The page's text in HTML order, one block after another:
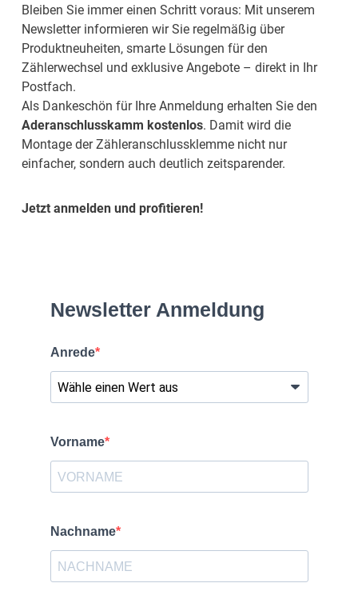
Bleiben Sie immer einen Schritt voraus: Mit unserem
Newsletter informieren wir Sie regelmäßig über
Produktneuheiten, smarte Lösungen für den
Zählerwechsel und exklusive Angebote – direkt in Ihr
Postfach.
Als Dankeschön für Ihre Anmeldung erhalten Sie den
Aderanschlusskamm kostenlos. Damit wird die
Montage der Zähleranschlussklemme nicht nur
einfacher, sondern auch deutlich zeitsparender.
Jetzt anmelden und profitieren!